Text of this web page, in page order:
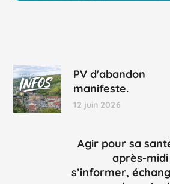
PV d'abandon
manifeste.
12 juin 2026
Agir pour sa
après-
s’informer,